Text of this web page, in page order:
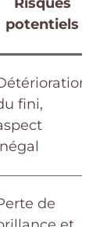
Risques
potentiels
fini,
de